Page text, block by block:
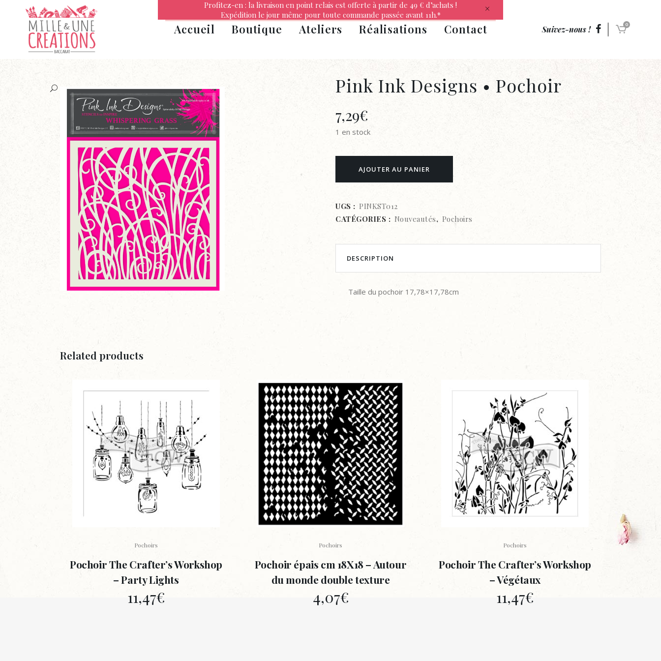
Suivez-nous ! 0
Accueil Boutique Ateliers Réalisations Contact
Pink Ink Designs • Pochoir
7,29€
1 en stock
Designs
•
quantity
AJOUTER AU PANIER
UGS : PINKST012
CATÉGORIES : Nouveautés, Pochoirs
DESCRIPTION
Taille du pochoir 17,78×17,78cm
Related products
Pochoirs
Pochoir The Crafter’s Workshop
– Party Lights
11,47€
Pochoirs
Pochoir épais cm 18X18 – Autour
du monde double texture
4,07€
Pochoirs
Pochoir The Crafter’s Workshop
– Végétaux
11,47€
Profitez-en : la livraison en point relais est offerte à partir de 49 € d’achats !
Expédition le jour même pour toute commande passée avant 11h.*